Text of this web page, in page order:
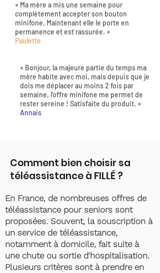
« Ma mère a mis une semaine pour
complètement accepter son bouton
minifone. Maintenant elle le porte en
permanence et est rassurée. »
Paulette
« Bonjour, la majeure partie du temps ma
mère habite avec moi, mais depuis que je
dois me déplacer au moins 2 fois par
semaine, l'offre minifone me permet de
rester sereine ! Satisfaite du produit. »
Annais
Comment bien choisir sa
téléassistance à FILLÉ ?
En France, de nombreuses offres de
téléassistance pour seniors sont
proposées. Souvent, la souscription à
un service de téléassistance,
notamment à domicile, fait suite à
une chute ou sortie d'hospitalisation.
Plusieurs critères sont à prendre en